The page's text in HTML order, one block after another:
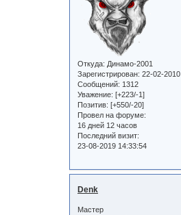
Откуда: Динамо-2001
Зарегистрирован: 22-02-2010
Сообщений: 1312
Уважение: [+223/-1]
Позитив: [+550/-20]
Провел на форуме:
16 дней 12 часов
Последний визит:
23-08-2019 14:33:54
Denk
Мастер